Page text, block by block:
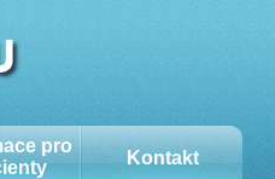
pro
Kontakt